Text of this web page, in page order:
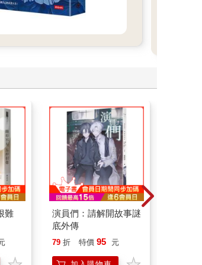
難
演員們：請解開故事謎
底外傳
79 折 特價 95 元